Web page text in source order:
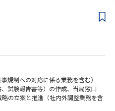
を持って取り組んでいただける方
規制への対応に係る業務を含む）
試験報告書等）の作成、当局窓口
の立案と推進（社内外調整業務を含